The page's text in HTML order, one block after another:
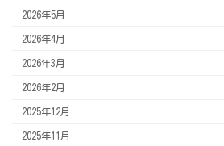
2026年5月
2026年4月
2026年3月
2026年2月
2025年12月
2025年11月